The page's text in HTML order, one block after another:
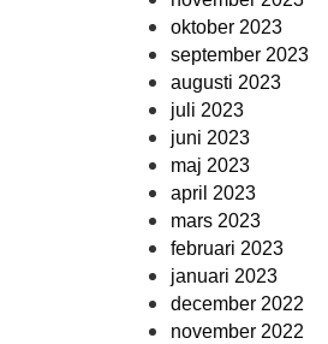
oktober 2023
september 2023
augusti 2023
juli 2023
juni 2023
maj 2023
april 2023
mars 2023
februari 2023
januari 2023
december 2022
november 2022